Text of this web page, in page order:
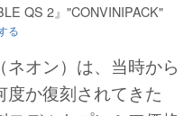
QS 2』"CONVINIPACK"
る
オン）は、当時から
か復刻されてきた